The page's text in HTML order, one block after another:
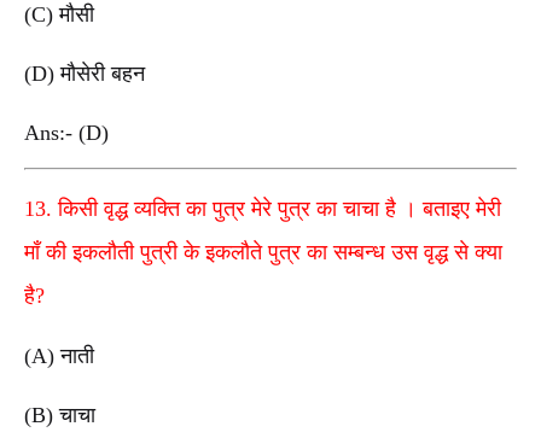
(C) मौसी
(D) मौसेरी बहन
Ans:- (D)
13. किसी वृद्ध व्यक्ति का पुत्र मेरे पुत्र का चाचा है । बताइए मेरी
माँ की इकलौती पुत्री के इकलौते पुत्र का सम्बन्ध उस वृद्ध से क्या
है?
(A) नाती
(B) चाचा